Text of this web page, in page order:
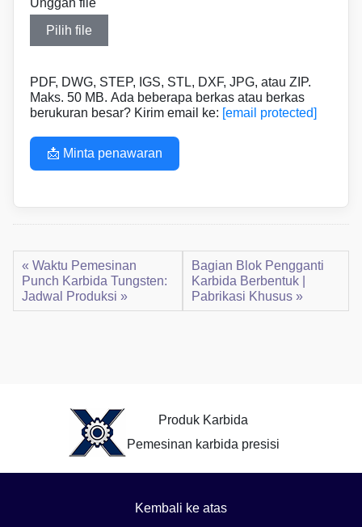
Unggah file
Pilih file
PDF, DWG, STEP, IGS, STL, DXF, JPG, atau ZIP.
Maks. 50 MB. Ada beberapa berkas atau berkas
berukuran besar? Kirim email ke: [email protected]
📩 Minta penawaran
« Waktu Pemesinan
Punch Karbida Tungsten:
Jadwal Produksi »
Bagian Blok Pengganti
Karbida Berbentuk |
Pabrikasi Khusus »
Produk Karbida
Pemesinan karbida presisi
Kembali ke atas